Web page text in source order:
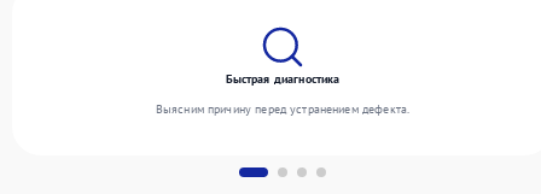
Быстрая диагностика
Выясним причину перед устранением дефекта.